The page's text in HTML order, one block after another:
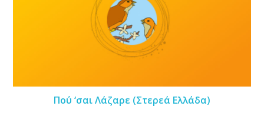
Πού ‘σαι Λάζαρε (Στερεά Ελλάδα)